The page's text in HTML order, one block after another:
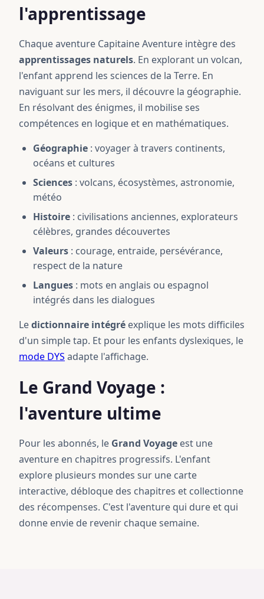
l'apprentissage
Chaque aventure Capitaine Aventure intègre des
apprentissages naturels. En explorant un volcan,
l'enfant apprend les sciences de la Terre. En
naviguant sur les mers, il découvre la géographie.
En résolvant des énigmes, il mobilise ses
compétences en logique et en mathématiques.
Géographie : voyager à travers continents,
océans et cultures
Sciences : volcans, écosystèmes, astronomie,
météo
Histoire : civilisations anciennes, explorateurs
célèbres, grandes découvertes
Valeurs : courage, entraide, persévérance,
respect de la nature
Langues : mots en anglais ou espagnol
intégrés dans les dialogues
Ledictionnaire intégré explique les mots difficiles
d'un simple tap. Et pour les enfants dyslexiques, le
mode DYS adapte l'affichage.
Le Grand Voyage :
l'aventure ultime
Pour les abonnés, le Grand Voyage est une
aventure en chapitres progressifs. L'enfant
explore plusieurs mondes sur une carte
interactive, débloque des chapitres et collectionne
des récompenses. C'est l'aventure qui dure et qui
donne envie de revenir chaque semaine.